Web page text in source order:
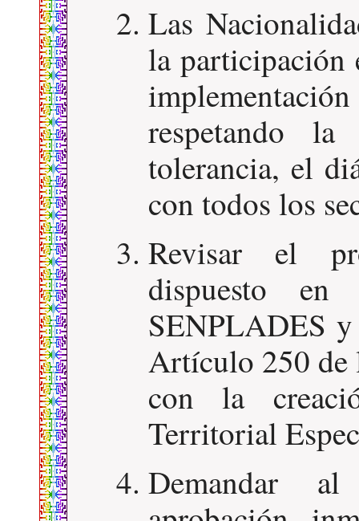
Las
la participación
respetando
tolerancia, el
con todos los
Revisar el
dispuesto
SENPLADES y
Artículo 250 de
con la
Territorial
Demandar